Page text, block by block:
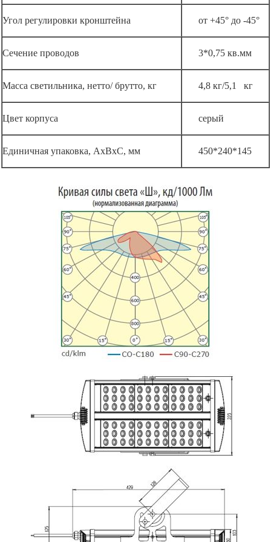
Угол регулировки кронштейна от +45° до -45°
Сечение проводов 3*0,75 кв.мм
Масса светильника, нетто/ брутто, кг 4,8 кг/5,1 кг
Цвет корпуса серый
Единичная упаковка, АхВхС, мм 450*240*145